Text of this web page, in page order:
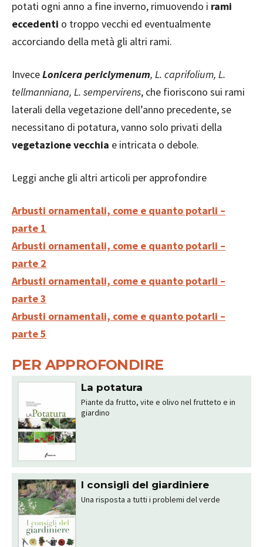
potati ogni anno a fine inverno, rimuovendo i rami
eccedenti o troppo vecchi ed eventualmente
accorciando della metà gli altri rami.
InveceLonicerapericlymenum, L. caprifolium, L.
tellmanniana, L. sempervirens, che fioriscono sui rami
laterali della vegetazione dell’anno precedente, se
necessitano di potatura, vanno solo privati della
vegetazione vecchia e intricata o debole.
Leggi anche gli altri articoli per approfondire
Arbusti ornamentali, come e quanto potarli –
parte 1
Arbusti ornamentali, come e quanto potarli –
parte 2
Arbusti ornamentali, come e quanto potarli –
parte 3
Arbusti ornamentali, come e quanto potarli –
parte 5
PER APPROFONDIRE
La potatura
Piante da frutto, vite e olivo nel frutteto e in
giardino
I consigli del giardiniere
Una risposta a tutti i problemi del verde